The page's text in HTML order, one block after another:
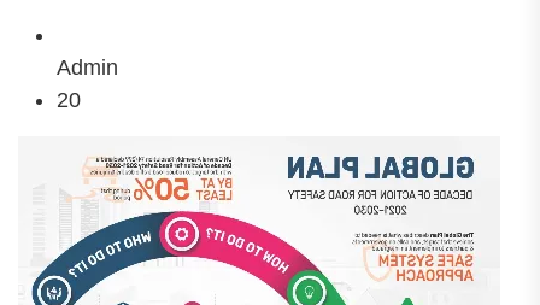
Admin
20